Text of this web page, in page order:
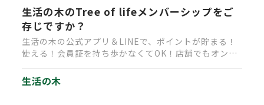
生活の木のTree of lifeメンバーシップをご
存じですか？
生活の木の公式アプリ＆LINEで、ポイントが貯まる！
使える！会員証を持ち歩かなくてOK！店舗でもオンラ
インショッピングで…
生活の木